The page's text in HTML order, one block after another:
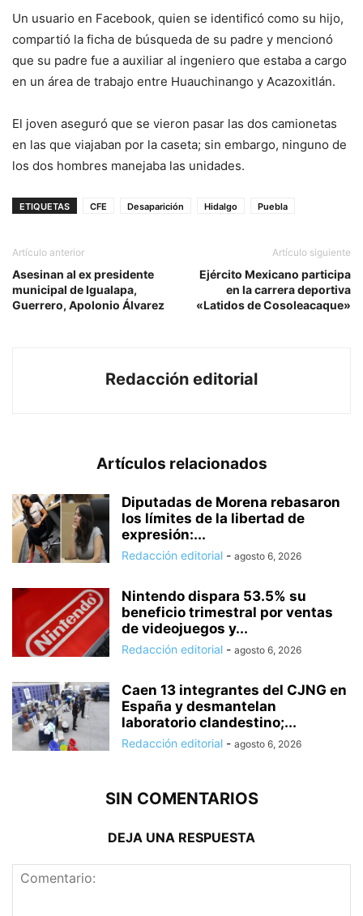
Un usuario en Facebook, quien se identificó como su hijo,
compartió la ficha de búsqueda de su padre y mencionó
que su padre fue a auxiliar al ingeniero que estaba a cargo
en un área de trabajo entre Huauchinango y Acazoxitlán.
El joven aseguró que se vieron pasar las dos camionetas
en las que viajaban por la caseta; sin embargo, ninguno de
los dos hombres manejaba las unidades.
ETIQUETAS CFE Desaparición Hidalgo Puebla
Artículo anterior
Asesinan al ex presidente
municipal de Igualapa,
Guerrero, Apolonio Álvarez
Artículo siguiente
Ejército Mexicano participa
en la carrera deportiva
«Latidos de Cosoleacaque»
Redacción editorial
Artículos relacionados
Diputadas de Morena rebasaron
los límites de la libertad de
expresión:...
Redacción editorial - agosto 6, 2026
Nintendo dispara 53.5% su
beneficio trimestral por ventas
de videojuegos y...
Redacción editorial - agosto 6, 2026
Caen 13 integrantes del CJNG en
España y desmantelan
laboratorio clandestino;...
Redacción editorial - agosto 6, 2026
SIN COMENTARIOS
DEJA UNA RESPUESTA